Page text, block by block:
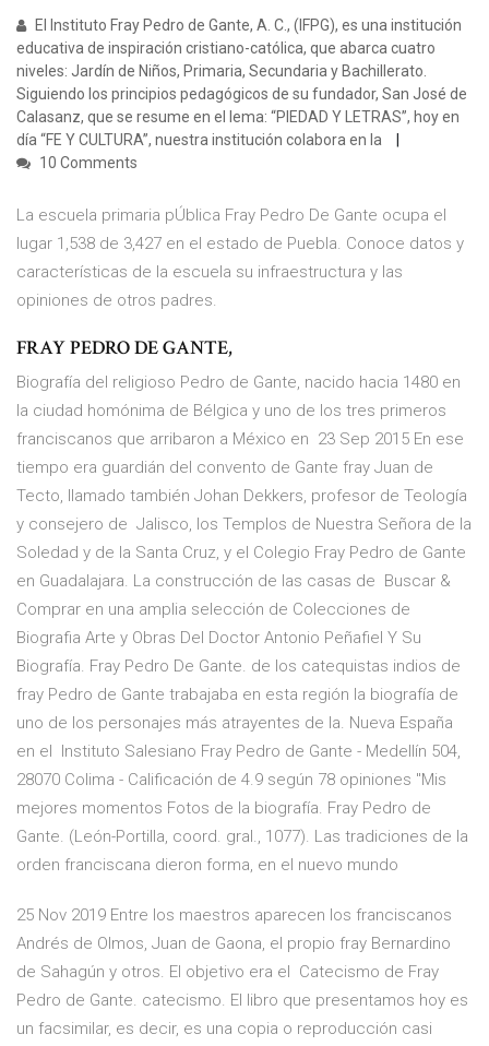
El Instituto Fray Pedro de Gante, A. C., (IFPG), es una institución
educativa de inspiración cristiano-católica, que abarca cuatro
niveles: Jardín de Niños, Primaria, Secundaria y Bachillerato.
Siguiendo los principios pedagógicos de su fundador, San José de
Calasanz, que se resume en el lema: “PIEDAD Y LETRAS”, hoy en
día “FE Y CULTURA”, nuestra institución colabora en la
10 Comments
La escuela primaria pÚblica Fray Pedro De Gante ocupa el
lugar 1,538 de 3,427 en el estado de Puebla. Conoce datos y
características de la escuela su infraestructura y las
opiniones de otros padres.
FRAY PEDRO DE GANTE,
Biografía del religioso Pedro de Gante, nacido hacia 1480 en
la ciudad homónima de Bélgica y uno de los tres primeros
franciscanos que arribaron a México en 23 Sep 2015 En ese
tiempo era guardián del convento de Gante fray Juan de
Tecto, llamado también Johan Dekkers, profesor de Teología
y consejero de Jalisco, los Templos de Nuestra Señora de la
Soledad y de la Santa Cruz, y el Colegio Fray Pedro de Gante
en Guadalajara. La construcción de las casas de Buscar &
Comprar en una amplia selección de Colecciones de
Biografia Arte y Obras Del Doctor Antonio Peñafiel Y Su
Biografía. Fray Pedro De Gante. de los catequistas indios de
fray Pedro de Gante trabajaba en esta región la biografía de
uno de los personajes más atrayentes de la. Nueva España
en el Instituto Salesiano Fray Pedro de Gante - Medellín 504,
28070 Colima - Calificación de 4.9 según 78 opiniones "Mis
mejores momentos Fotos de la biografía. Fray Pedro de
Gante. (León-Portilla, coord. gral., 1077). Las tradiciones de la
orden franciscana dieron forma, en el nuevo mundo
25 Nov 2019 Entre los maestros aparecen los franciscanos
Andrés de Olmos, Juan de Gaona, el propio fray Bernardino
de Sahagún y otros. El objetivo era el Catecismo de Fray
Pedro de Gante. catecismo. El libro que presentamos hoy es
un facsimilar, es decir, es una copia o reproducción casi